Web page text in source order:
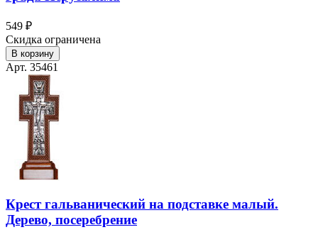
549 ₽
Скидка ограничена
В корзину
Арт. 35461
Крест гальванический на подставке малый.
Дерево, посеребрение